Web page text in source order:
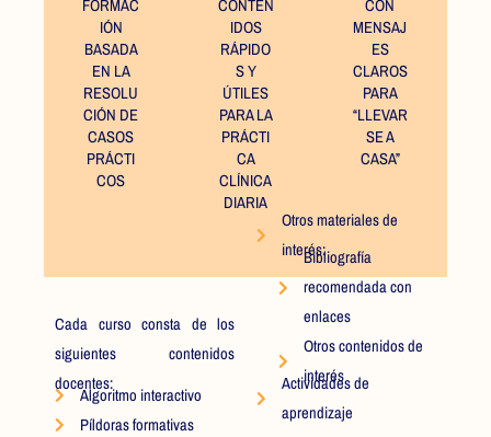
FORMAC
IÓN
BASADA
EN LA
RESOLU
CIÓN DE
CASOS
PRÁCTI
COS
CONTEN
IDOS
RÁPIDO
S Y
ÚTILES
PARA LA
PRÁCTI
CA
CLÍNICA
DIARIA
CON
MENSAJ
ES
CLAROS
PARA
“LLEVAR
SE A
CASA”
Cada curso consta de los
siguientes contenidos
docentes:
Algoritmo interactivo
Píldoras formativas
Otros materiales de
interés:Bibliografía
recomendada con
enlaces
Otros contenidos de
interés
Actividades de
aprendizaje